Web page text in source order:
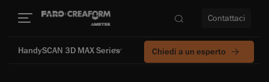
Contattaci
HandySCAN 3D MAX Series Chiedi a un esperto